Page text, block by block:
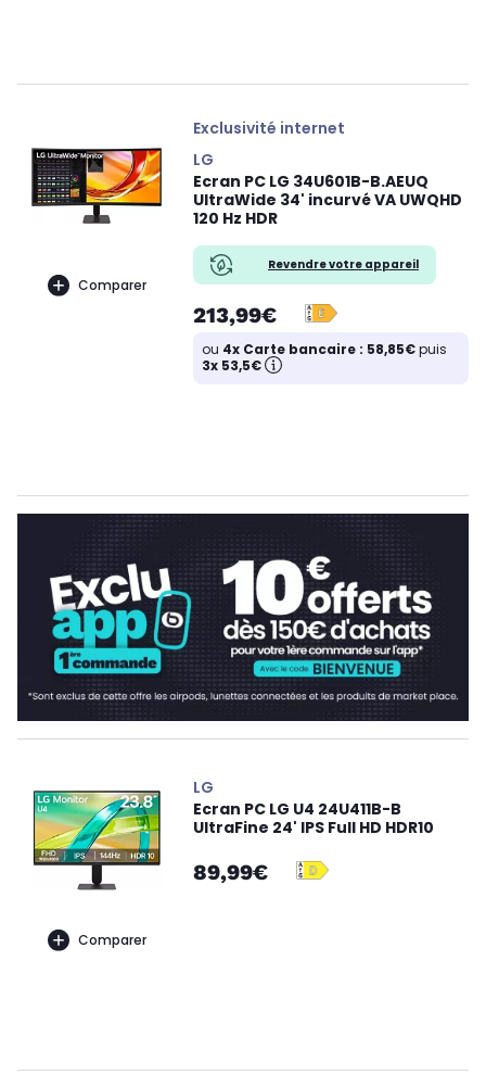
Comparer
Exclusivité internet
LG
Ecran PC LG 34U601B-B.AEUQ
UltraWide 34' incurvé VA UWQHD
120 Hz HDR
Revendre votre appareil
213,99€
ou 4x Carte bancaire : 58,85€puis
3x 53,5€
Comparer
LG
Ecran PC LG U4 24U411B-B
UltraFine 24' IPS Full HD HDR10
89,99€